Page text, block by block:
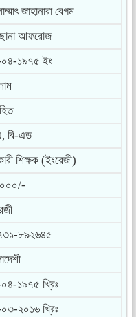
জাহানারা বেগম
আফরোজ
১৯৭৫ ইং
বি-এড
শিক্ষক (ইংরেজী)
৮৯২৬৪৫
১৯৭৫ খ্রিঃ
২০১৬ খ্রিঃ